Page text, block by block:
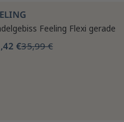
Feeling Flexi gerade
€35,99 €